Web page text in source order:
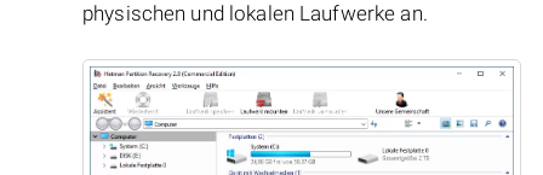
physischen und lokalen Laufwerke an.